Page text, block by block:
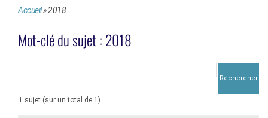
Accueil»2018
Mot-clé du sujet : 2018
1 sujet (sur un total de 1)